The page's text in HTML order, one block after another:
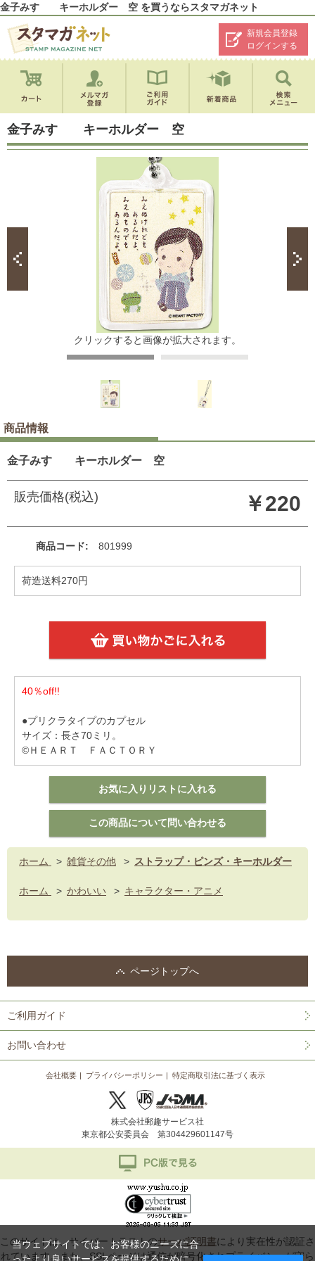
金子みすゞ キーホルダー 空 を買うならスタマガネット
新規会員登録
ログインする
金子みすゞ キーホルダー 空
クリックすると画像が拡大されます。
商品情報
金子みすゞ キーホルダー 空
販売価格(税込) ￥220
商品コード 801999
荷造送料270円
40％off!!
●プリクラタイプのカプセル
サイズ：長さ70ミリ。
©ＨＥＡＲＴ ＦＡＣＴＯＲＹ
ホーム > 雑貨その他 > ストラップ・ピンズ・キーホルダー
ホーム > かわいい > キャラクター・アニメ
ページトップへ
ご利用ガイド
お問い合わせ
会社概要 プライバシーポリシー 特定商取引法に基づく表示
株式会社郵趣サービス社
東京都公安委員会 第304429601147号
このサイトは、サイバートラストのサーバ証明書により実在性が認証さ
れています。また、SSLページは通信が暗号化されプライバシーが守ら
当ウェブサイトでは、お客様のニーズに合